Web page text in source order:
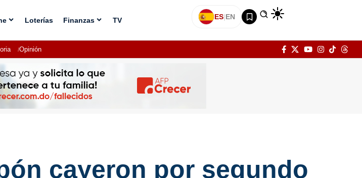
Loterías Finanzas TV ES|EN
Opinión
cayeron por segundo